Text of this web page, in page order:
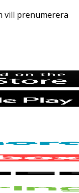
vill prenumerera